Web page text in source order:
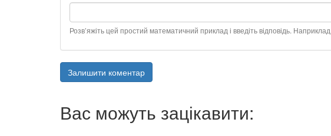
Розв’яжіть цей простий математичний приклад і введіть відповідь.
Залишити коментар
Вас можуть зацікавити: